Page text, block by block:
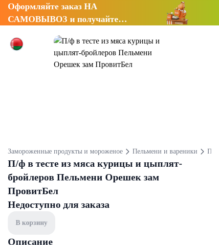
Оформляйте заказ НА
САМОВЫВОЗ и получайте
Замороженные продукты и мороженое Пельмени и вареники
П/ф в тесте из мяса курицы и цыплят-
бройлеров Пельмени Орешек зам
ПровитБел
Недоступно для заказа
В корзину
Описание